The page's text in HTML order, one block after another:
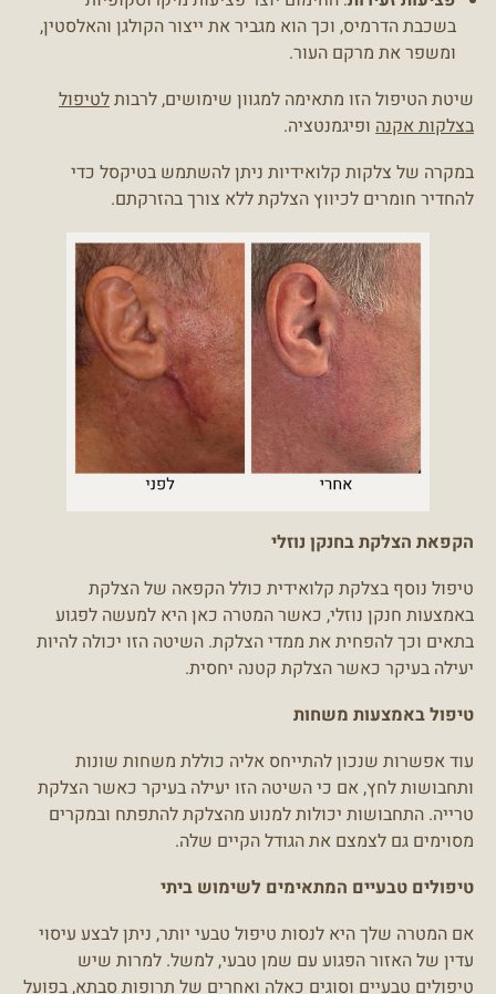
בשכבת הדרמיס, וכך הוא מגביר את ייצור הקולגן והאלסטין,
ומשפר את מרקם העור.
שיטת הטיפול הזו מתאימה למגוון שימושים, לרבותלטיפול
בצלקות אקנה ופיגמנטציה.
במקרה של צלקות קלואידיות ניתן להשתמש בטיקסל כדי
להחדיר חומרים לכיווץ הצלקת ללא צורך בהזרקתם.
הקפאת הצלקת בחנקן נוזלי
טיפול נוסף בצלקת קלואידית כולל הקפאה של הצלקת
באמצעות חנקן נוזלי, כאשר המטרה כאן היא למעשה לפגוע
בתאים וכך להפחית את ממדי הצלקת. השיטה הזו יכולה להיות
יעילה בעיקר כאשר הצלקת קטנה יחסית.
טיפול באמצעות משחות
עוד אפשרות שנכון להתייחס אליה כוללת משחות שונות
ותחבושות לחץ, אם כי השיטה הזו יעילה בעיקר כאשר הצלקת
טרייה. התחבושות יכולות למנוע מהצלקת להתפתח ובמקרים
מסוימים גם לצמצם את הגודל הקיים שלה.
טיפולים טבעיים המתאימים לשימוש ביתי
אם המטרה שלך היא לנסות טיפול טבעי יותר, ניתן לבצע עיסוי
עדין של האזור הפגוע עם שמן טבעי, למשל. למרות שיש
טיפולים טבעיים וסוגים כאלה ואחרים של תרופות סבתא, בפועל